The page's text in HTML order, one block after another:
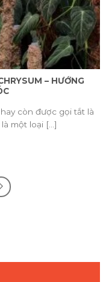
– HƯỚNG
còn được gọi tắt là
một loại [...]